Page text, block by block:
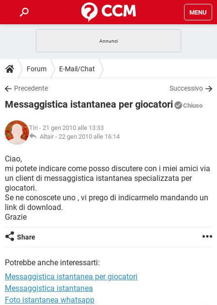
MENU
INTRATTENIMENTO
iOS
INSTAGRAM WHATSAPP
TIKTOK
HARDWARE
GUIDE
COVID-19
INSTAGRAM
TIKTOK
HARDWARE
DOWNLOAD
COVID-19 GAMING
INTRATTENIMENTO
iOS WINDOWS 10
INSTAGRAM
TIKTOK FACEBOOK
HARDWARE
COVID-19
INTRATTENIMENTO
iOS
INSTAGRAM WHATSAPP
TIKTOK FACEBOOK
HARDWARE
GLOSSARIO
COVID-19
INTRATTENIMENTO ANDROID
iOS
INSTAGRAM
TIKTOK
HARDWARE
Forum E-Mail/Chat
Precedente Successivo
Messaggistica istantanea per giocatori Chiuso
Tiri - 21 gen 2010 alle 13:33
Altair - 22 gen 2010 alle 16:14
Ciao,
mi potete indicare come posso discutere con i miei amici via
un client di messaggistica istantanea specializzata per
giocatori.
Se ne conoscete uno , vi prego di indicarmelo mandando un
link di download.
Grazie
Share
Potrebbe anche interessarti:
Messaggistica istantanea per giocatori
Messaggistica istantanea
Foto istantanea whatsapp